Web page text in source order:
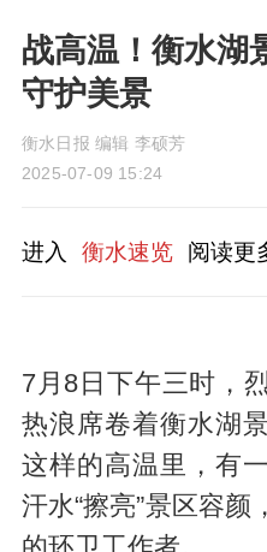
战高温！衡水湖
守护美景
衡水日报 编辑 李硕芳
2025-07-09 15:24
进入 衡水速览 阅读更
7月8日下午三时，
热浪席卷着衡水湖
这样的高温里，有
汗水“擦亮”景区容颜